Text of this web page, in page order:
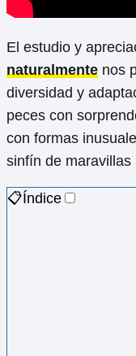
El estudio y
naturalmente nos
diversidad y
peces con
con formas
sinfín de maravillas
📋Índice